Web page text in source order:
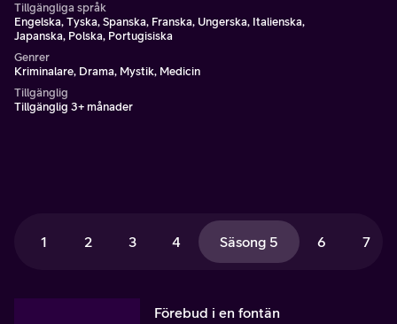
Tillgängliga språk
Engelska, Tyska, Spanska, Franska, Ungerska, Italienska,
Japanska, Polska, Portugisiska
Genrer
Kriminalare, Drama, Mystik, Medicin
Tillgänglig
Tillgänglig 3+ månader
1 2 3 4 Säsong 5 6 7
Förebud i en fontän